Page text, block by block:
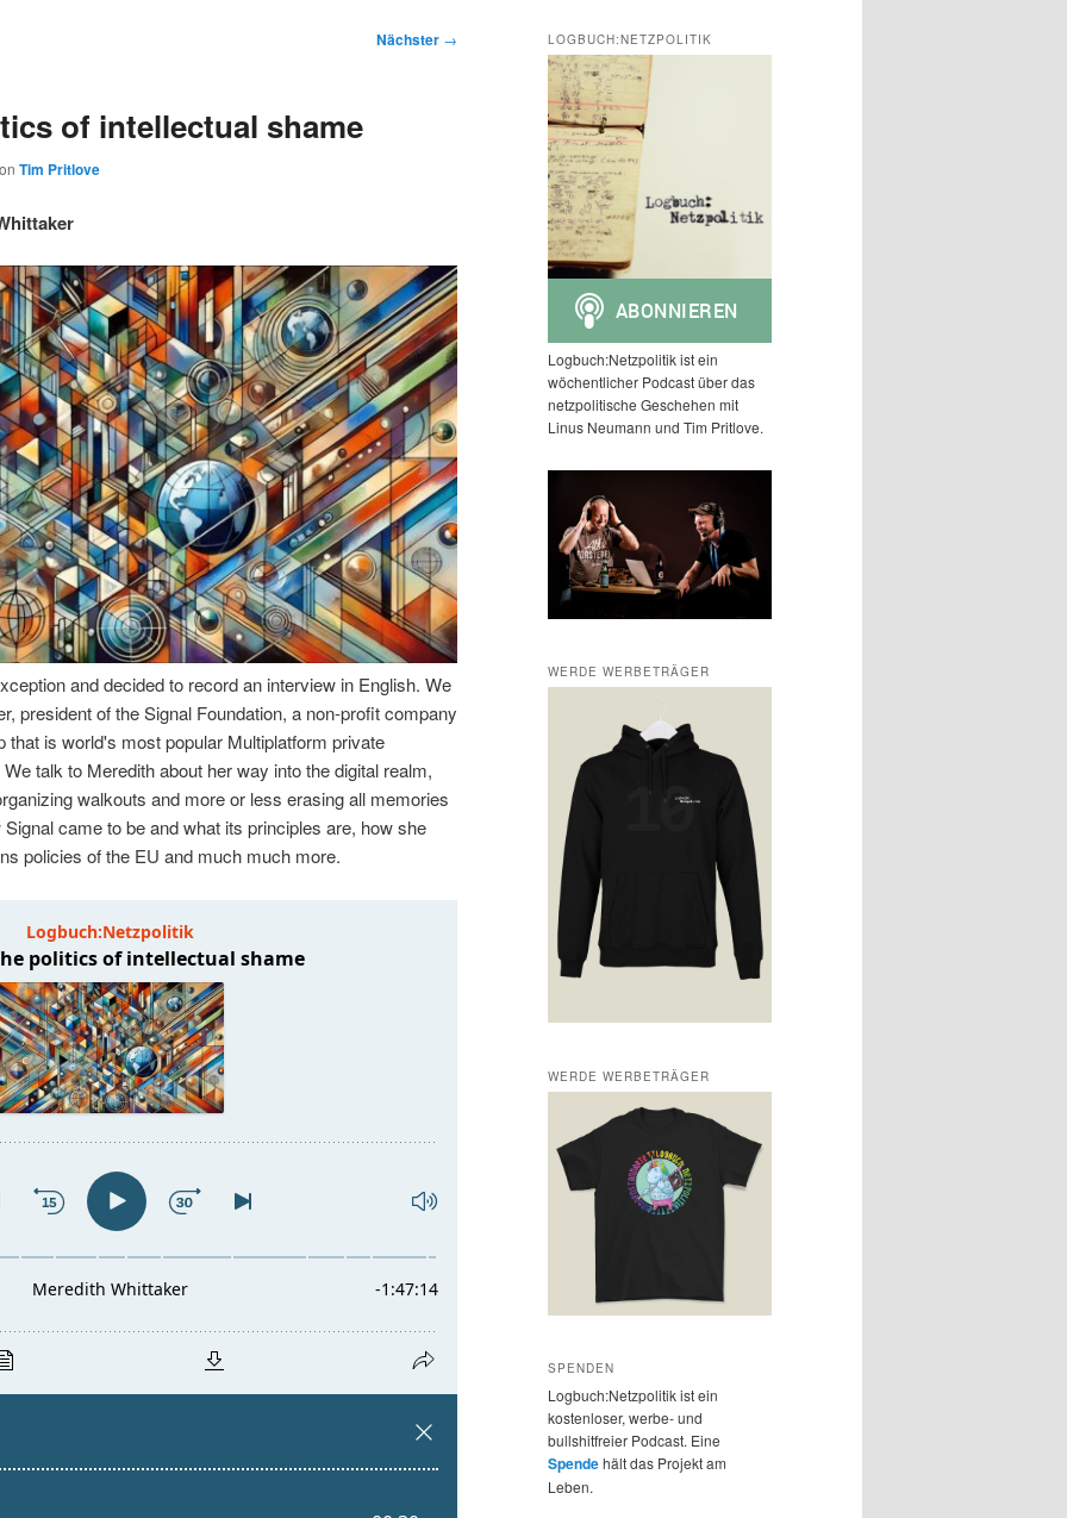
Nächster →
of intellectual shame
Tim Pritlove
and decided to record an interview in English. We
president of the Signal Foundation, a non-profit company
that is world's most popular Multiplatform private
talk to Meredith about her way into the digital realm,
walkouts and more or less erasing all memories
came to be and what its principles are, how she
policies of the EU and much much more.
LOGBUCH:NETZPOLITIK
Logbuch:Netzpolitik ist ein
wöchentlicher Podcast über das
netzpolitische Geschehen mit
Linus Neumann und Tim Pritlove.
WERDE WERBETRÄGER
WERDE WERBETRÄGER
SPENDEN
Logbuch:Netzpolitik ist ein
kostenloser, werbe- und
bullshitfreier Podcast. Eine
Spendehält das Projekt am
Leben.